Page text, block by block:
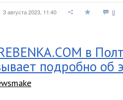
3 августа 2023, 11:40 0
в
подробно об